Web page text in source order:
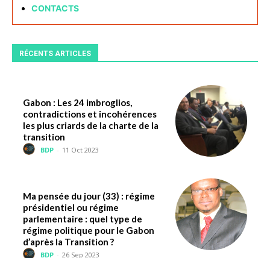
CONTACTS
RÉCENTS ARTICLES
Gabon : Les 24 imbroglios,
contradictions et incohérences
les plus criards de la charte de la
transition
BDP - 11 Oct 2023
Ma pensée du jour (33) : régime
présidentiel ou régime
parlementaire : quel type de
régime politique pour le Gabon
d’après la Transition ?
BDP - 26 Sep 2023